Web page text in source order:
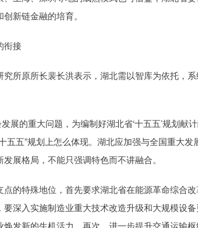
新链金融的培育。
衔接
原所长裴长洪表示，湖北需以智库为依托，系
的重大问题，为编制好湖北省‘十五五’规划献
五五”规划上怎么体现。湖北应加强与全国重大
展格局，不能只强调特色而不讲融合。
特殊地位，首先要求湖北省在能源革命综合
深入实施制造业重大技术改造升级和大规模设
发新的生机活力。再次，进一步提升交通运输枢